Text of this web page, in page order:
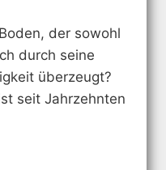
der sowohl
durch seine
überzeugt?
seit Jahrzehnten